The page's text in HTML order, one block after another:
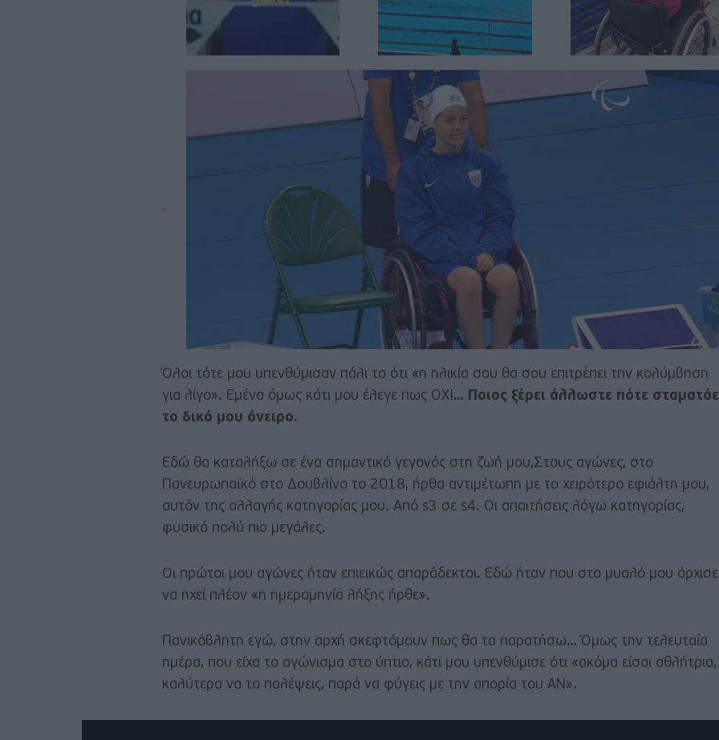
Όλοι τότε μου υπενθύμισαν πάλι το ότι «η ηλικία σου θα σου επιτρέπει την κολύμβηση
για λίγο». Εμένα όμως κάτι μου έλεγε πως ΟΧΙ… Ποιος ξέρει άλλωστε πότε
το δικό μου όνειρο.
Εδώ θα καταλήξω σε ένα σημαντικό γεγονός στη ζωή μου,Στους αγώνες, στο
Πανευρωπαϊκό στο Δουβλίνο το 2018, ήρθα αντιμέτωπη με το χειρότερο εφιάλτη μου,
αυτόν της αλλαγής κατηγορίας μου. Από s3 σε s4. Οι απαιτήσεις λόγω κατηγορίας,
φυσικά πολύ πιο μεγάλες.
Οι πρώτοι μου αγώνες ήταν επιεικώς απαράδεκτοι. Εδώ ήταν που στο μυαλό μου άρχισε
να ηχεί πλέον «η ημερομηνία λήξης ήρθε».
Πανικόβλητη εγώ, στην αρχή σκεφτόμουν πως θα τα παρατήσω… Όμως την τελευταία
ημέρα, που είχα το αγώνισμα στο ύπτιο, κάτι μου υπενθύμισε ότι «ακόμα είσαι αθλήτρια,
καλύτερα να το παλέψεις, παρά να φύγεις με την απορία του ΑΝ».